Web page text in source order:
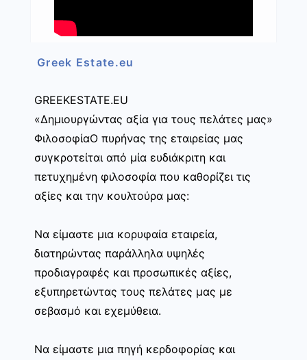
Greek Estate.eu
GREEKESTATE.EU
«Δημιουργώντας αξία για τους πελάτες μας»
ΦιλοσοφίαΟ πυρήνας της εταιρείας μας
συγκροτείται από μία ευδιάκριτη και
πετυχημένη φιλοσοφία που καθορίζει τις
αξίες και την κουλτούρα μας:
Να είμαστε μια κορυφαία εταιρεία,
διατηρώντας παράλληλα υψηλές
προδιαγραφές και προσωπικές αξίες,
εξυπηρετώντας τους πελάτες μας με
σεβασμό και εχεμύθεια.
Να είμαστε μια πηγή κερδοφορίας και